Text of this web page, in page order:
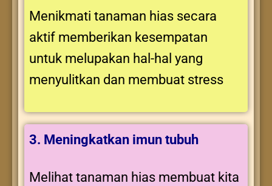
Menikmati tanaman hias secara
aktif memberikan kesempatan
untuk melupakan hal-hal yang
menyulitkan dan membuat stress
3. Meningkatkan imun tubuh
Melihat tanaman hias membuat kita